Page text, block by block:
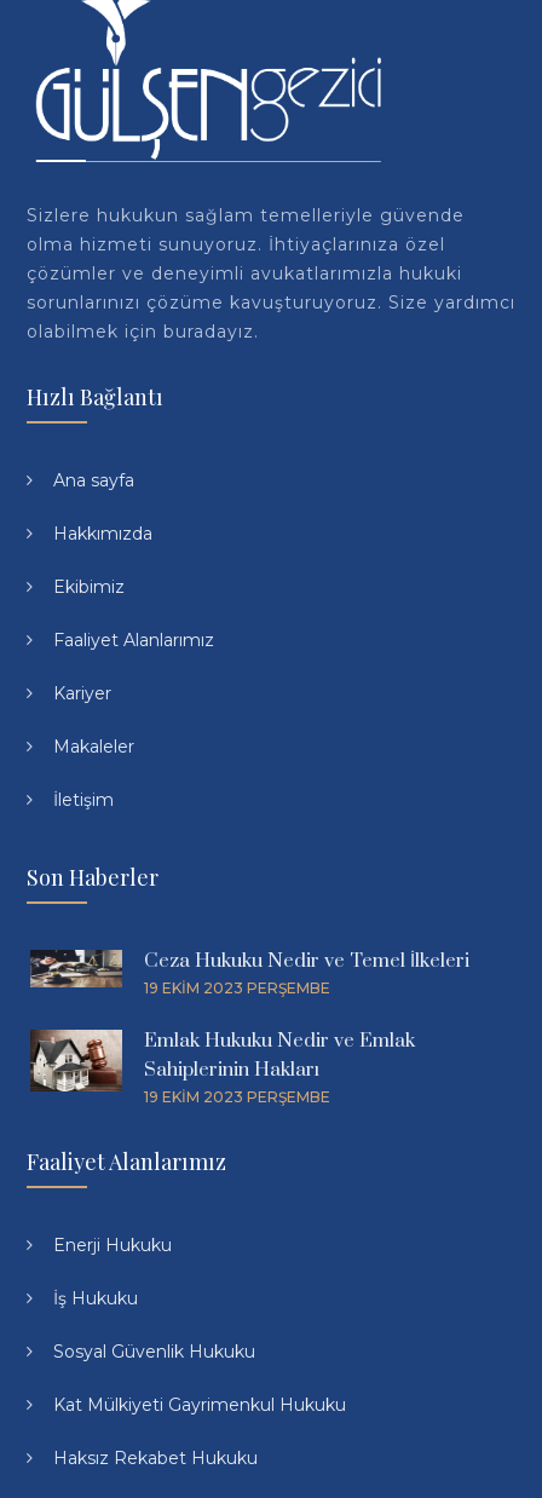
Sizlere hukukun sağlam temelleriyle güvende
olma hizmeti sunuyoruz. İhtiyaçlarınıza özel
çözümler ve deneyimli avukatlarımızla hukuki
sorunlarınızı çözüme kavuşturuyoruz. Size yardımcı
olabilmek için buradayız.
Hızlı Bağlantı
Ana sayfa
Hakkımızda
Ekibimiz
Faaliyet Alanlarımız
Kariyer
Makaleler
İletişim
Son Haberler
Ceza Hukuku Nedir ve Temel İlkeleri
19 EKIM 2023 PERŞEMBE
Emlak Hukuku Nedir ve Emlak
Sahiplerinin Hakları
19 EKIM 2023 PERŞEMBE
Faaliyet Alanlarımız
Enerji Hukuku
İş Hukuku
Sosyal Güvenlik Hukuku
Kat Mülkiyeti Gayrimenkul Hukuku
Haksız Rekabet Hukuku